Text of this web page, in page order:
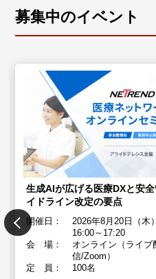
募集中のイベント
生成AIが広げる医療DXと安
イドライン改定の要点
開催日：
2026年8月20日（木）
16:00～17:20
会 場：
オンライン（ライブ
信/Zoom）
定 員：
100名